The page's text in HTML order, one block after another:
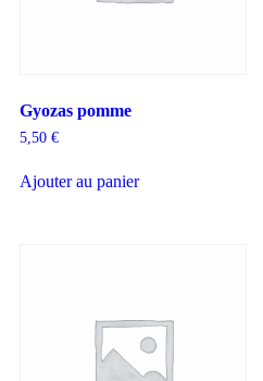
Gyozas pomme
5,50 €
Ajouter au panier